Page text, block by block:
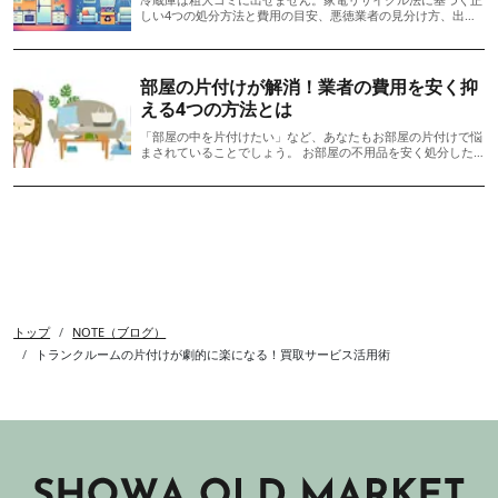
しい4つの処分方法と費用の目安、悪徳業者の見分け方、出張
読。
部屋の片付けが解消！業者の費用を安く抑
える4つの方法とは
「部屋の中を片付けたい」など、あなたもお部屋の片付けで悩
まされていることでしょう。 お部屋の不用品を安く処分した
頼んだ方が早く解消させることができます
トップ
NOTE（ブログ）
トランクルームの片付けが劇的に楽になる！買取サービス活用術